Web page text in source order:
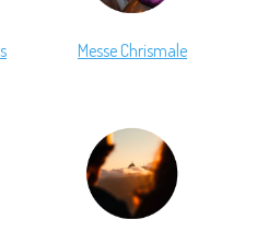
Messe Chrismale